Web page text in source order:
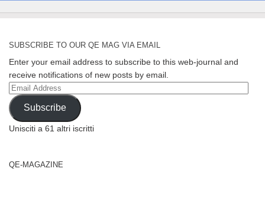
SUBSCRIBE TO OUR QE MAG VIA EMAIL
Enter your email address to subscribe to this web-journal and
receive notifications of new posts by email.
Email
Address
Subscribe
Unisciti a 61 altri iscritti
QE-MAGAZINE